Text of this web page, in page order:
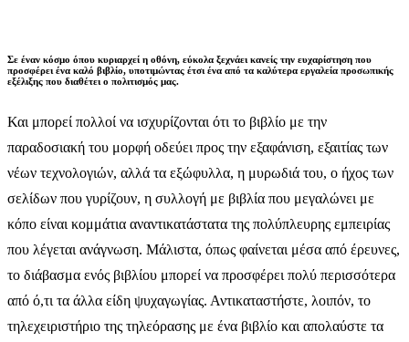
Σε έναν κόσμο όπου κυριαρχεί η οθόνη, εύκολα ξεχνάει κανείς την ευχαρίστηση που
προσφέρει ένα καλό βιβλίο, υποτιμώντας έτσι ένα από τα καλύτερα εργαλεία προσωπικής
εξέλιξης που διαθέτει ο πολιτισμός μας.
Και μπορεί πολλοί να ισχυρίζονται ότι το βιβλίο με την
παραδοσιακή του μορφή οδεύει προς την εξαφάνιση, εξαιτίας των
νέων τεχνολογιών, αλλά τα εξώφυλλα, η μυρωδιά του, ο ήχος των
σελίδων που γυρίζουν, η συλλογή με βιβλία που μεγαλώνει με
κόπο είναι κομμάτια αναντικατάστατα της πολύπλευρης εμπειρίας
που λέγεται ανάγνωση. Μάλιστα, όπως φαίνεται μέσα από έρευνες,
το διάβασμα ενός βιβλίου μπορεί να προσφέρει πολύ περισσότερα
από ό,τι τα άλλα είδη ψυχαγωγίας. Αντικαταστήστε, λοιπόν, το
τηλεχειριστήριο της τηλεόρασης με ένα βιβλίο και απολαύστε τα